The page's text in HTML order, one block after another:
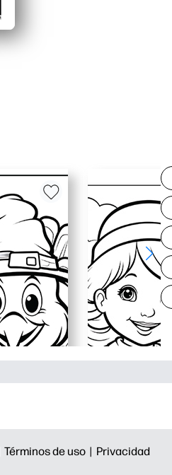
Términos de uso | Privacidad